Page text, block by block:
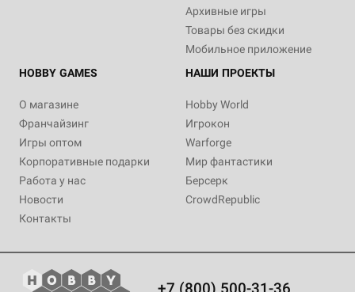
Архивные игры
Товары без скидки
Мобильное приложение
HOBBY GAMES
О магазине
Франчайзинг
Игры оптом
Корпоративные подарки
Работа у нас
Новости
Контакты
НАШИ ПРОЕКТЫ
Hobby World
Игрокон
Warforge
Мир фантастики
Берсерк
CrowdRepublic